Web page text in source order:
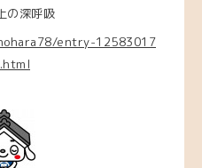
の深呼吸
entry-12583017